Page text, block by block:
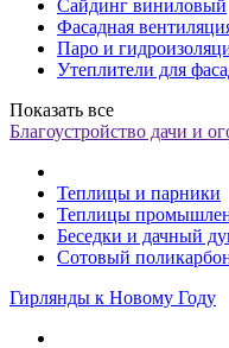
Сайдинг виниловый
Фасадная
Паро и
Утеплители для
Показать все
Благоустройство дачи и
Теплицы и парники
Теплицы
Беседки и дачный
Сотовый
Гирлянды к Новому Году